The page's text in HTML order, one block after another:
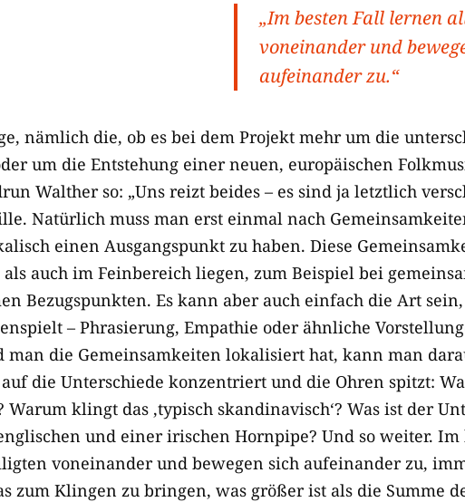
„Im besten Fall lernen
voneinander und
aufeinander zu.“
nämlich die, ob es bei dem Projekt mehr um die
um die Entstehung einer neuen, europäischen
Walther so: „Uns reizt beides – es sind ja letztlich
Natürlich muss man erst einmal nach
einen Ausgangspunkt zu haben. Diese
auch im Feinbereich liegen, zum Beispiel bei
Bezugspunkten. Es kann aber auch einfach die Art
– Phrasierung, Empathie oder ähnliche
man die Gemeinsamkeiten lokalisiert hat, kann man
die Unterschiede konzentriert und die Ohren spitzt:
Warum klingt das ‚typisch skandinavisch‘? Was ist der
und einer irischen Hornpipe? Und so weiter. Im
voneinander und bewegen sich aufeinander zu,
zum Klingen zu bringen, was größer ist als die Summe